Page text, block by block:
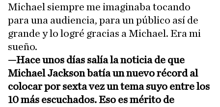
Michael siempre me imaginaba tocando
para una audiencia, para un público así de
grande y lo logré gracias a Michael. Era mi
sueño.
—Hace unos días salía la noticia de que
Michael Jackson batía un nuevo récord al
colocar por sexta vez un tema suyo entre los
10 más escuchados. Eso es mérito de